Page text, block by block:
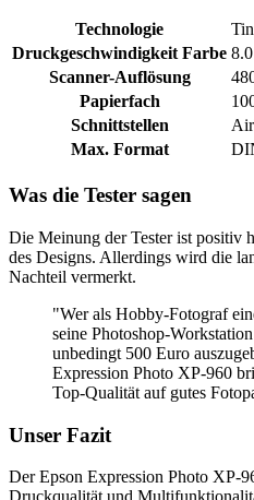
Technologie
Druckgeschwindigkeit Farbe
Scanner-Auflösung
Papierfach
Schnittstellen
Max. Format
Was die Tester sagen
Die Meinung der Tester ist positiv
des Designs. Allerdings wird die
Nachteil vermerkt.
"Wer als Hobby-Fotograf
seine Photoshop-
unbedingt 500 Euro
Expression Photo XP-960
Top-Qualität auf gutes
Unser Fazit
Der Epson Expression Photo XP-